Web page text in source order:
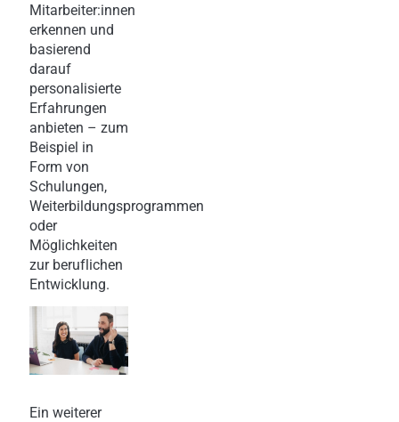
Mitarbeiter:innen
erkennen und
basierend
darauf
personalisierte
Erfahrungen
anbieten – zum
Beispiel in
Form von
Schulungen,
Weiterbildungsprogrammen
oder
Möglichkeiten
zur beruflichen
Entwicklung.
Ein weiterer